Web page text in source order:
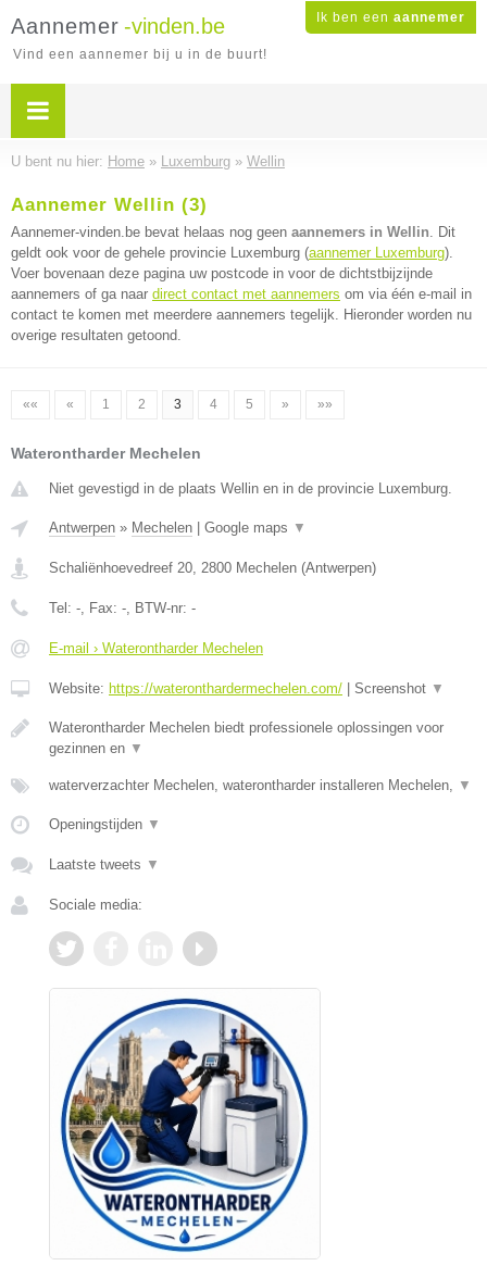
Ik ben een aannemer
Aannemer -vinden.be
Vind een aannemer bij u in de buurt!
U bent nu hier: Home » Luxemburg » Wellin
Aannemer Wellin (3)
Aannemer-vinden.be bevat helaas nog geen aannemers in Wellin. Dit
geldt ook voor de gehele provincie Luxemburg (aannemer Luxemburg).
Voer bovenaan deze pagina uw postcode in voor de dichtstbijzijnde
aannemers of ga naar direct contact met aannemers om via één e-mail in
contact te komen met meerdere aannemers tegelijk. Hieronder worden nu
overige resultaten getoond.
«« « 1 2 3 4 5 » »»
Waterontharder Mechelen
Niet gevestigd in de plaats Wellin en in de provincie Luxemburg.
Antwerpen » Mechelen Google maps ▼
Schaliënhoevedreef 20, 2800 Mechelen (Antwerpen)
Tel: -, Fax: -, BTW-nr: -
E-mail › Waterontharder Mechelen
Website: https://wateronthardermechelen.com/ Screenshot ▼
Waterontharder Mechelen biedt professionele oplossingen voor
gezinnen en ▼
waterverzachter Mechelen, waterontharder installeren Mechelen, ▼
Openingstijden ▼
Laatste tweets ▼
Sociale media: